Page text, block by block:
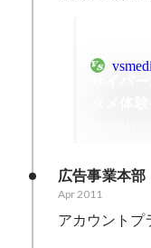
|
広告事業本部
Apr 2011
アカウントプ